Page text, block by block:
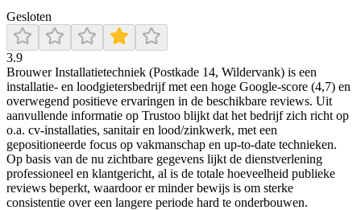
Gesloten
3.9
Brouwer Installatietechniek (Postkade 14, Wildervank) is een
installatie- en loodgietersbedrijf met een hoge Google-score (4,7) en
overwegend positieve ervaringen in de beschikbare reviews. Uit
aanvullende informatie op Trustoo blijkt dat het bedrijf zich richt op
o.a. cv-installaties, sanitair en lood/zinkwerk, met een
gepositioneerde focus op vakmanschap en up-to-date technieken.
Op basis van de nu zichtbare gegevens lijkt de dienstverlening
professioneel en klantgericht, al is de totale hoeveelheid publieke
reviews beperkt, waardoor er minder bewijs is om sterke
consistentie over een langere periode hard te onderbouwen.